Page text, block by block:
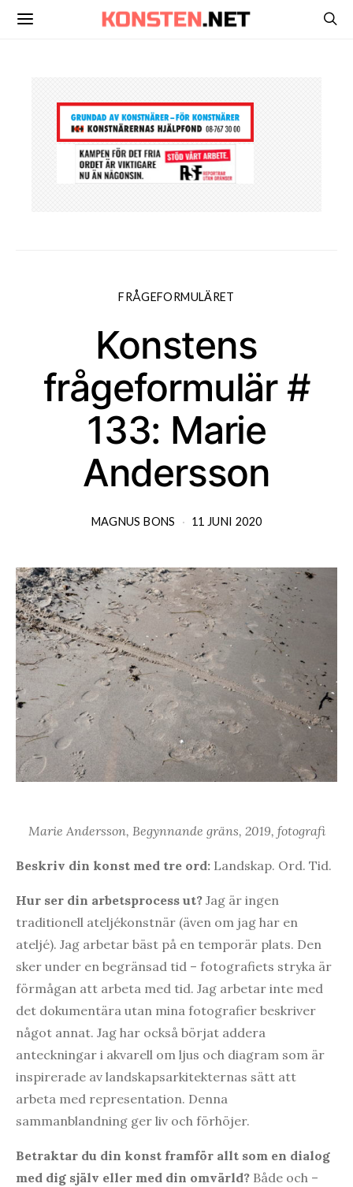
FRÅGEFORMULÄRET
Konstens
frågeformulär #
133: Marie
Andersson
MAGNUS BONS 11 JUNI 2020
Marie Andersson, Begynnande gräns, 2019, fotografi
Beskriv din konst med tre ord: Landskap. Ord. Tid.
Hur ser din arbetsprocess ut? Jag är ingen
traditionell ateljékonstnär (även om jag har en
ateljé). Jag arbetar bäst på en temporär plats. Den
sker under en begränsad tid – fotografiets stryka är
förmågan att arbeta med tid. Jag arbetar inte med
det dokumentära utan mina fotografier beskriver
något annat. Jag har också börjat addera
anteckningar i akvarell om ljus och diagram som är
inspirerade av landskapsarkitekternas sätt att
arbeta med representation. Denna
sammanblandning ger liv och förhöjer.
Betraktar du din konst framför allt som en dialog
med dig själv eller med din omvärld? Både och –